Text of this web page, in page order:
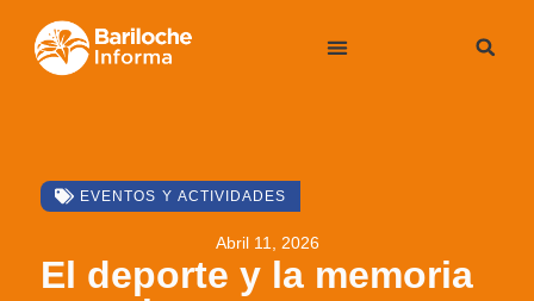
EVENTOS Y ACTIVIDADES
Abril 11, 2026
El deporte y la memoria